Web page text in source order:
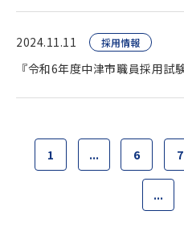
2024.11.11 採用情報
1 ... 6 7
...